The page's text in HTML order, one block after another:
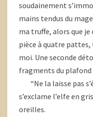
soudainement
mains tendus du
ma truffe, alors que je
pièce à quatre
moi. Une seconde
fragments du plafond
“Ne la laisse pas
s’exclame l’elfe en
oreilles.